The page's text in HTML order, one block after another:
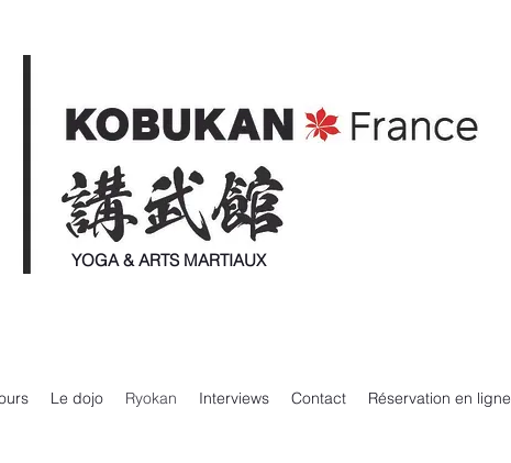
YOGA & ARTS MARTIAUX
Le dojo Ryokan Interviews Contact Réservation en ligne